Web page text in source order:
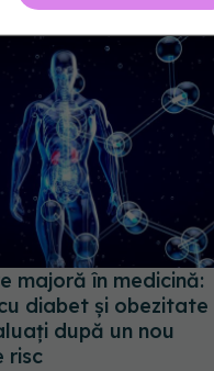
majoră în medicină:
diabet și obezitate
după un nou
risc